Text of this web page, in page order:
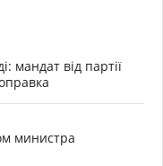
мандат від партії
министра